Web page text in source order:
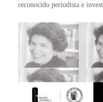
reconocido periodista e